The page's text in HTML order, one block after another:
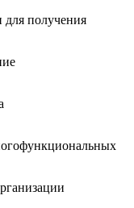
для получения